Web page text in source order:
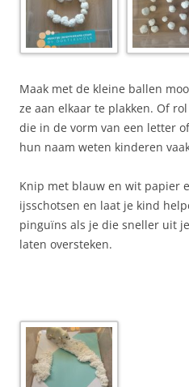
Maak met de kleine ballen
ze aan elkaar te plakken. Of
die in de vorm van een letter
hun naam weten kinderen
Knip met blauw en wit papier
ijsschotsen en laat je kind
pinguïns als je die sneller uit
laten oversteken.